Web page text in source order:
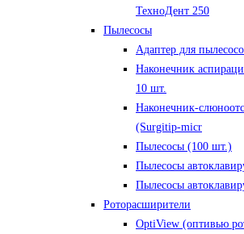
ТехноДент 250
Пылесосы
Адаптер для
Наконечник
10 шт.
Наконечник-
(Surgitip-micr
Пылесосы (100 шт.)
Пылесосы
Пылесосы
Роторасширители
OptiView (оптивью